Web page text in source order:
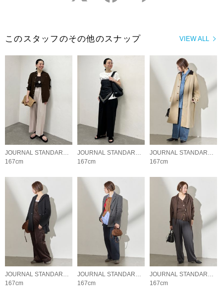
VIEW ALL
このスタッフのその他のスナップ
JOURNAL STANDARD LADYS
167cm
JOURNAL STANDARD LADYS
167cm
JOURNAL STANDARD LADYS
167cm
JOURNAL STANDARD LADYS
167cm
JOURNAL STANDARD LADYS
167cm
JOURNAL STANDARD LADYS
167cm